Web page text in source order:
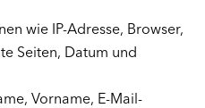
wie IP-Adresse, Browser,
Seiten, Datum und
Vorname, E-Mail-